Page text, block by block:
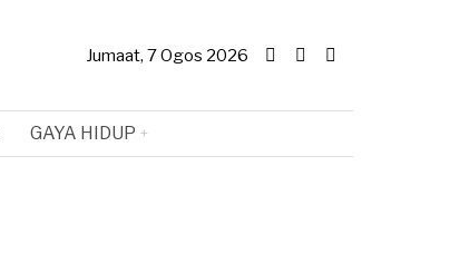
Jumaat, 7 Ogos 2026
GAYA HIDUP